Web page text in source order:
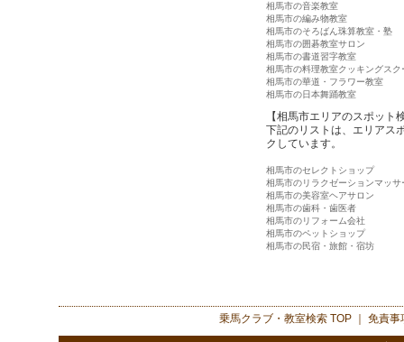
相馬市の音楽教室
相馬市の編み物教室
相馬市のそろばん珠算教室・塾
相馬市の囲碁教室サロン
相馬市の書道習字教室
相馬市の料理教室クッキングスク
相馬市の華道・フラワー教室
相馬市の日本舞踊教室
【相馬市エリアのスポット
下記のリストは、エリアス
クしています。
相馬市のセレクトショップ
相馬市のリラクゼーションマッサ
相馬市の美容室ヘアサロン
相馬市の歯科・歯医者
相馬市のリフォーム会社
相馬市のペットショップ
相馬市の民宿・旅館・宿坊
乗馬クラブ・教室検索TOP ｜ 免責事